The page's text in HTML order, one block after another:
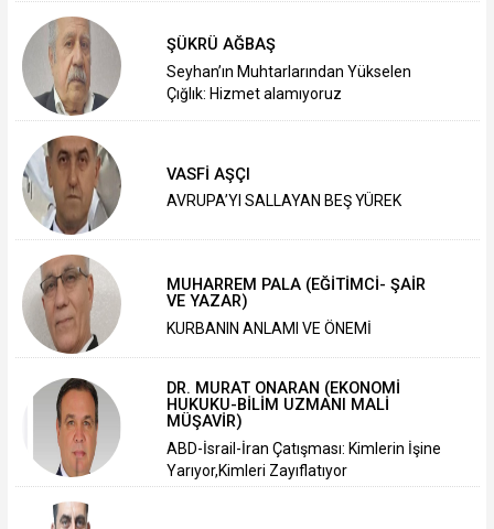
ŞÜKRÜ AĞBAŞ
Seyhan’ın Muhtarlarından Yükselen
Çığlık: Hizmet alamıyoruz
VASFİ AŞÇI
AVRUPA’YI SALLAYAN BEŞ YÜREK
MUHARREM PALA (EĞİTİMCİ- ŞAİR
VE YAZAR)
KURBANIN ANLAMI VE ÖNEMİ
DR. MURAT ONARAN (EKONOMİ
HUKUKU-BİLİM UZMANI MALİ
MÜŞAVİR)
ABD-İsrail-İran Çatışması: Kimlerin İşine
Yarıyor,Kimleri Zayıflatıyor